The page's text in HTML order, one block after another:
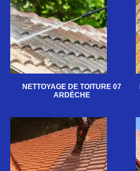
NETTOYAGE DE TOITURE 07
ARDÈCHE